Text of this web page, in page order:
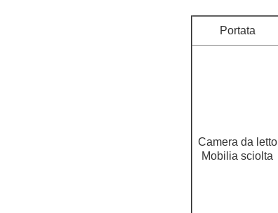
Portata
Camera da letto
Mobilia sciolta